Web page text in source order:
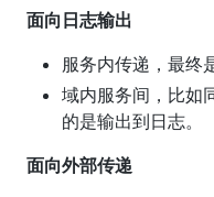
面向日志输出
服务内传递，最终
域内服务间，比如
的是输出到日志。
面向外部传递